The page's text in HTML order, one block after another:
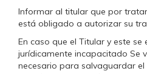
Informar al titular que por
está obligado a autorizar su
En caso que el Titular y este se
jurídicamente incapacitado Se
necesario para salvaguardar